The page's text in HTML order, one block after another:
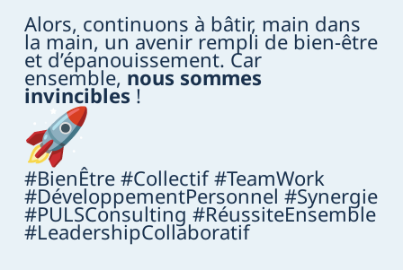
Alors, continuons à bâtir, main dans
la main, un avenir rempli de bien-être
et d’épanouissement. Car
ensemble,nous sommes
invincibles !
#BienÊtre #Collectif #TeamWork
#DéveloppementPersonnel #Synergie
#PULSConsulting #RéussiteEnsemble
#LeadershipCollaboratif